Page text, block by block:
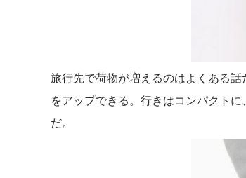
旅行先で荷物が増えるのはよくある
をアップできる。行きはコンパクト
だ。